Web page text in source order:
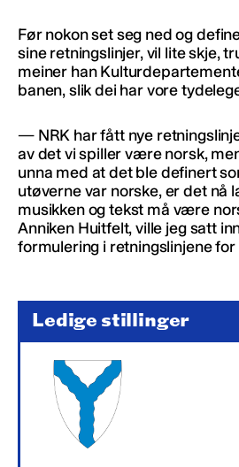
Før nokon set seg ned og
sine retningslinjer, vil lite skje,
meiner han
banen, slik dei har vore
— NRK har fått nye
av det vi spiller være norsk,
unna med at det ble definert
utøverne var norske, er det nå
musikken og tekst må være
Anniken Huitfelt, ville jeg satt
formulering i retningslinjene
Ledige stillinger